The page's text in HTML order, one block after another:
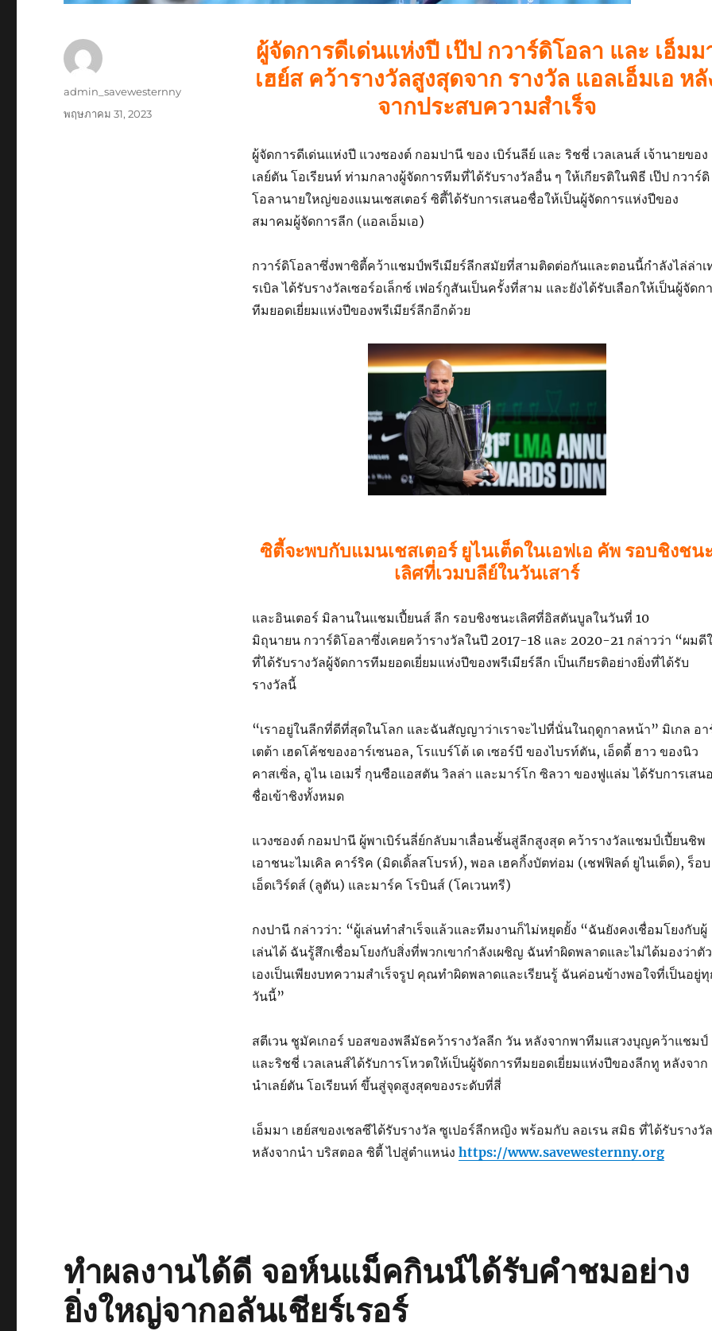
ผู้จัดการดีเด่นแห่งปี เป๊ป กวาร์ดิโอลา และ เอ็มม
เฮย์ส คว้ารางวัลสูงสุดจาก รางวัล แอลเอ็มเอ หลั
จากประสบความสำเร็จ
ผู้จัดการดีเด่นแห่งปี แวงซองต์ กอมปานี ของ เบิร์นลีย์ และ ริชชี่ เวลเลนส์ เจ้านายของ
เลย์ตัน โอเรียนท์ ท่ามกลางผู้จัดการทีมที่ได้รับรางวัลอื่น ๆ ให้เกียรติในพิธี เป๊ป กวาร์ดิ
โอลานายใหญ่ของแมนเชสเตอร์ ซิตี้ได้รับการเสนอชื่อให้เป็นผู้จัดการแห่งปีของ
สมาคมผู้จัดการลีก (แอลเอ็มเอ)
กวาร์ดิโอลาซึ่งพาซิตี้คว้าแชมป์พรีเมียร์ลีกสมัยที่สามติดต่อกันและตอนนี้กำลังไล่ล่าเ
รเบิล ได้รับรางวัลเซอร์อเล็กซ์ เฟอร์กูสันเป็นครั้งที่สาม และยังได้รับเลือกให้เป็นผู้จัดก
ทีมยอดเยี่ยมแห่งปีของพรีเมียร์ลีกอีกด้วย
ซิตี้จะพบกับแมนเชสเตอร์ ยูไนเต็ดในเอฟเอ คัพ รอบชิงชน
เลิศที่เวมบลีย์ในวันเสาร์
และอินเตอร์ มิลานในแชมเปี้ยนส์ ลีก รอบชิงชนะเลิศที่อิสตันบูลในวันที่ 10
มิถุนายน กวาร์ดิโอลาซึ่งเคยคว้ารางวัลในปี 2017-18 และ 2020-21 กล่าวว่า “ผมดี
ที่ได้รับรางวัลผู้จัดการทีมยอดเยี่ยมแห่งปีของพรีเมียร์ลีก เป็นเกียรติอย่างยิ่งที่ได้รับ
รางวัลนี้
“เราอยู่ในลีกที่ดีที่สุดในโลก และฉันสัญญาว่าเราจะไปที่นั่นในฤดูกาลหน้า” มิเกล อา
เตต้า เฮดโค้ชของอาร์เซนอล, โรแบร์โต้ เด เซอร์บี ของไบรท์ตัน, เอ็ดดี้ ฮาว ของนิว
คาสเซิ่ล, อูไน เอเมรี่ กุนซือแอสตัน วิลล่า และมาร์โก ซิลวา ของฟูแล่ม ได้รับการเสน
ชื่อเข้าชิงทั้งหมด
แวงซองต์ กอมปานี ผู้พาเบิร์นลี่ย์กลับมาเลื่อนชั้นสู่ลีกสูงสุด คว้ารางวัลแชมป์เปี้ยนชิพ
เอาชนะไมเคิล คาร์ริค (มิดเดิ้ลสโบรห์), พอล เฮคกิ้งบัตท่อม (เชฟฟิลด์ ยูไนเต็ด), ร็อบ
เอ็ดเวิร์ดส์ (ลูตัน) และมาร์ค โรบินส์ (โคเวนทรี)
กงปานี กล่าวว่า: “ผู้เล่นทำสำเร็จแล้วและทีมงานก็ไม่หยุดยั้ง “ฉันยังคงเชื่อมโยงกับผู้
เล่นได้ ฉันรู้สึกเชื่อมโยงกับสิ่งที่พวกเขากำลังเผชิญ ฉันทำผิดพลาดและไม่ได้มองว่าตัว
เองเป็นเพียงบทความสำเร็จรูป คุณทำผิดพลาดและเรียนรู้ ฉันค่อนข้างพอใจที่เป็นอยู่
วันนี้”
สตีเวน ชูมัคเกอร์ บอสของพลีมัธคว้ารางวัลลีก วัน หลังจากพาทีมแสวงบุญคว้าแชมป์
และริชชี่ เวลเลนส์ได้รับการโหวตให้เป็นผู้จัดการทีมยอดเยี่ยมแห่งปีของลีกทู หลังจาก
นำเลย์ตัน โอเรียนท์ ขึ้นสู่จุดสูงสุดของระดับที่สี่
เอ็มมา เฮย์สของเชลซีได้รับรางวัล ซูเปอร์ลีกหญิง พร้อมกับ ลอเรน สมิธ ที่ได้รับรางวัล
หลังจากนำ บริสตอล ซิตี้ ไปสู่ตำแหน่ง https://www.savewesternny.org
ผู้
admin_savewesternny
เขียน
พฤษภาคม 31, 2023
ทำผลงานได้ดี จอห์นแม็คกินน์ได้รับคำชมอย่าง
ยิ่งใหญ่จากอลันเชียร์เรอร์